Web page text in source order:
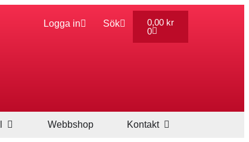
Logga in Sök 0,00 kr
0
Webbshop Kontakt